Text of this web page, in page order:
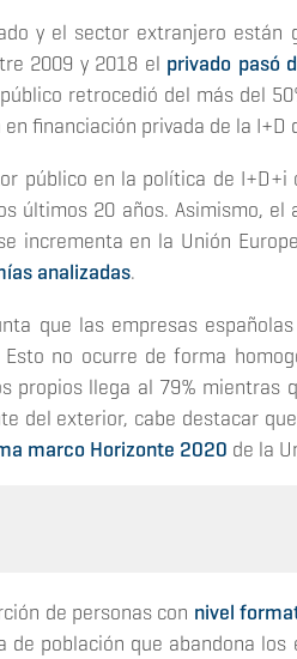
y el sector extranjero están
2009 y 2018 el privado pasó
retrocedió del más del
financiación privada de la I+D
público en la política de I+D+i
últimos 20 años. Asimismo, el
incrementa en la Unión
analizadas.
que las empresas
no ocurre de forma
propios llega al 79% mientras
del exterior, cabe destacar
marco Horizonte 2020 de la
de personas con nivel
de población que abandona